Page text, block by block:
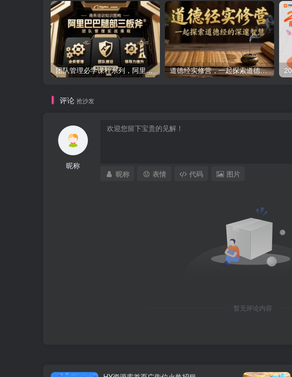
团队管理必学课程系列，阿里巴巴“腿部三板斧” 道德经实修营，一起探索道德经的深邃智慧
评论 抢沙发
昵称
昵称 表情 代码 图片
暂无评论内容